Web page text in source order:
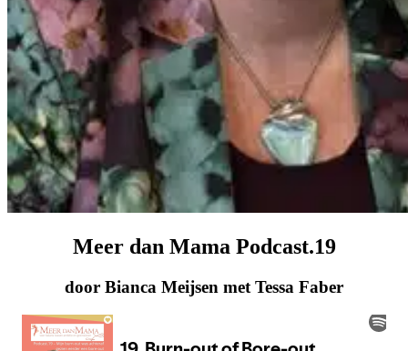
Meer dan Mama Podcast.19
door Bianca Meijsen met Tessa Faber